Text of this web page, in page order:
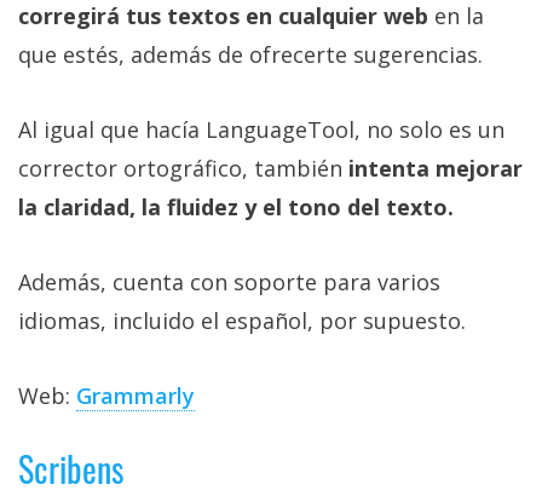
El medio de
comunicación
digital donde
noticias sobre
tecnología,
móviles,
ordenadores,
videojuegos,
comparativas,
trucos y
El Grupo
Informático
2026.Algunos
derechos
corregirá tus textos en cualquier web en la
que estés, además de ofrecerte sugerencias.
Al igual que hacía LanguageTool, no solo es un
corrector ortográfico, también intenta mejorar
la claridad, la fluidez y el tono del texto.
Además, cuenta con soporte para varios
idiomas, incluido el español, por supuesto.
Web: Grammarly
Scribens